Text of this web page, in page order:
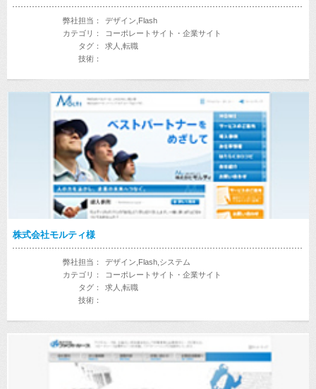
弊社担当：
デザイン,Flash
カテゴリ：
コーポレートサイト・企業サイト
タグ：
求人,転職
技術：
株式会社モルティ様
弊社担当：
デザイン,Flash,システム
カテゴリ：
コーポレートサイト・企業サイト
タグ：
求人,転職
技術：